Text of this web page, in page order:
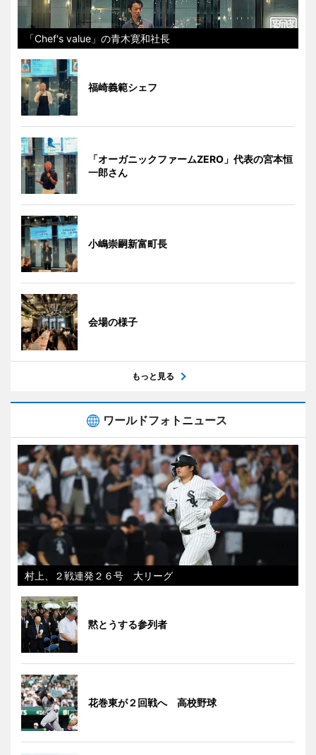
「Chef's value」の青木寛和社長
福崎義範シェフ
「オーガニックファームZERO」代表の宮本恒
一郎さん
小嶋崇嗣新富町長
会場の様子
もっと見る
ワールドフォトニュース
村上、２戦連発２６号 大リーグ
黙とうする参列者
花巻東が２回戦へ 高校野球